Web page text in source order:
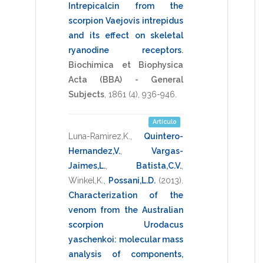
Intrepicalcin from the
scorpion Vaejovis intrepidus
and its effect on skeletal
ryanodine receptors.
Biochimica et Biophysica
Acta (BBA) - General
Subjects 1861 (4), 936-946
Artículo
Luna-Ramirez,K.
Quintero-
Hernandez,V.
Vargas-
Jaimes,L.
Batista,C.V.
Winkel,K.
Possani,L.D. (2013)
Characterization of the
venom from the Australian
scorpion Urodacus
yaschenkoi: molecular mass
analysis of components,